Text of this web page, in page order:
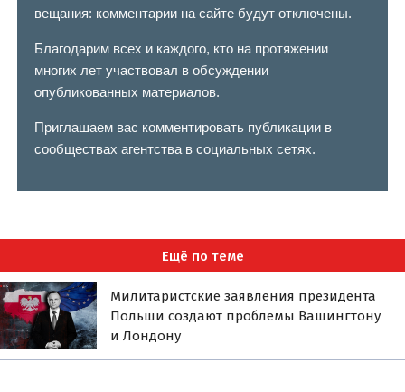
вещания: комментарии на сайте будут отключены.
Благодарим всех и каждого, кто на протяжении
многих лет участвовал в обсуждении
опубликованных материалов.
Приглашаем вас комментировать публикации в
сообществах агентства в социальных сетях.
Ещё по теме
Милитаристские заявления президента
Польши создают проблемы Вашингтону
и Лондону